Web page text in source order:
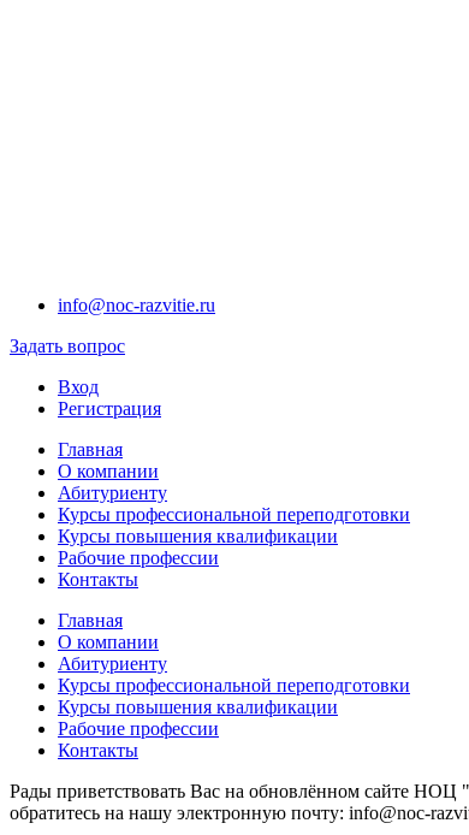
info@noc-razvitie.ru
Задать вопрос
Вход
Регистрация
Главная
О компании
Абитуриенту
Курсы профессиональной переподготовки
Курсы повышения квалификации
Рабочие профессии
Контакты
Главная
О компании
Абитуриенту
Курсы профессиональной переподготовки
Курсы повышения квалификации
Рабочие профессии
Контакты
Рады приветствовать Вас на обновлённом сайте
обратитесь на нашу электронную почту: info@noc-